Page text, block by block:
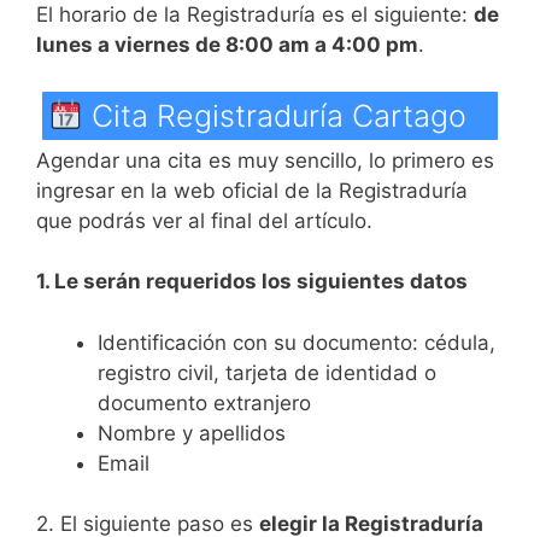
El horario de la Registraduría es el siguiente: de
lunes a viernes de 8:00 am a 4:00 pm.
Cita Registraduría Cartago
Agendar una cita es muy sencillo, lo primero es
ingresar en la web oficial de la Registraduría
que podrás ver al final del artículo.
1. Le serán requeridos los siguientes datos
Identificación con su documento: cédula,
registro civil, tarjeta de identidad o
documento extranjero
Nombre y apellidos
Email
2. El siguiente paso es elegir la Registraduría